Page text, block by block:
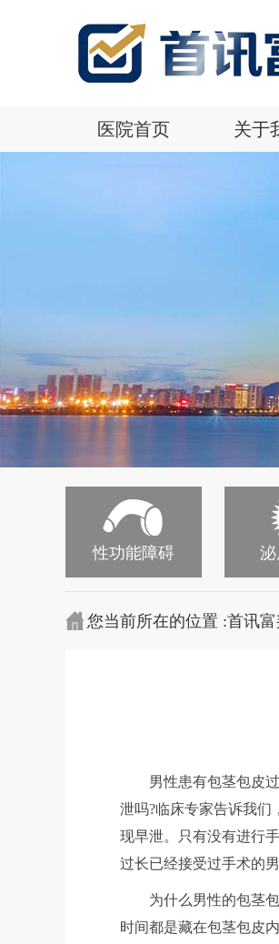
医院首页 关于
性功能障碍
您当前所在的位置 :首讯富
男性患有包茎包皮
泄吗?临床专家告诉我们
现早泄。只有没有进行
过长已经接受过手术的
为什么男性的包茎
时间都是藏在包茎包皮